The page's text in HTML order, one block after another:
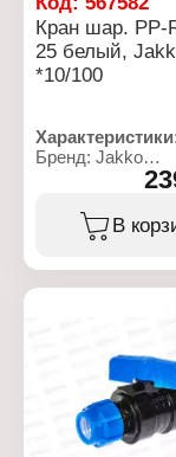
Кран шар. PP-
25 белый,
*10/100
Бренд: Jakko
Артикул:
Вид: шаровой
Тип соединения:
Материал:
Максимальное
давление: 25 бар
Максимальная
температура: 95
В